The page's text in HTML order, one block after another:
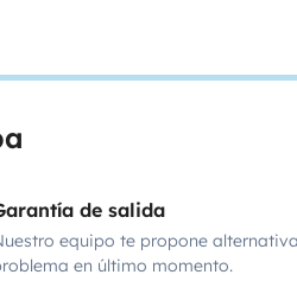
de salida
equipo te propone
en último momento.